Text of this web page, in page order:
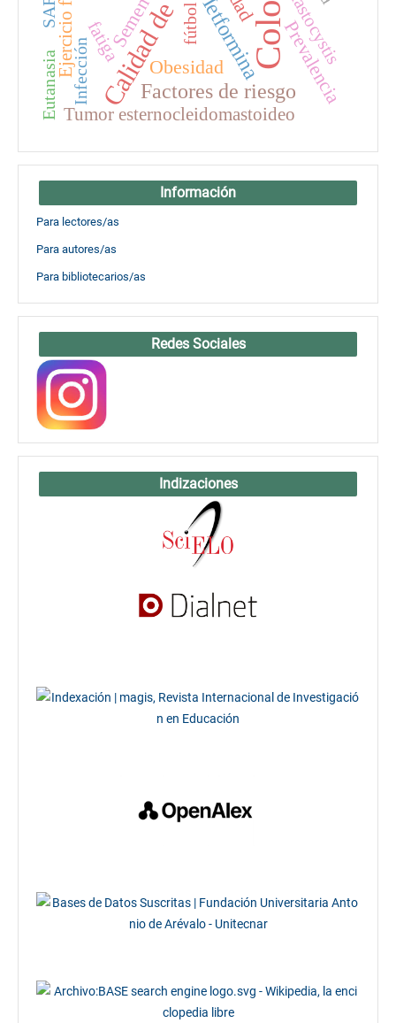
Calidad de vida
Factores de riesgo
Metformina
Obesidad
Semen Prevalencia
fatiga Blastocystis
Tumor esternocleidomastoideo
fútbol
Eutanasia Infección
Información
Para lectores/as
Para autores/as
Para bibliotecarios/as
Redes Sociales
Indizaciones